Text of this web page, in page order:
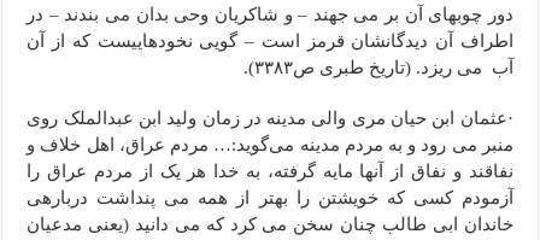
دور چوبهای آن بر می جهند – و شاکریان وحی بدان می بندند – در
اطراف آن دیدگانشان قرمز است – گویی نخودهاییست که از آن
آب می ریزد. (تاریخ طبری ص۳۳۸۳).
·عثمان ابن حیان مری والی مدینه در زمان ولید ابن عبدالملک روی
منبر می رود و به مردم مدینه می‌گوید:… مردم عراق، اهل خلاف و
نفاقند و نفاق از آنها مایه گرفته، به خدا هر یک از مردم عراق را
آزمودم کسی که خویشتن را بهتر از همه می پنداشت درباره­ی
خاندان ابی طالب چنان سخن می کرد که می دانید (یعنی مدعیان